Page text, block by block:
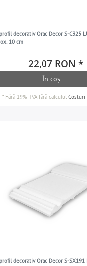
decorativ Orac Decor S-C325
10 cm
22,07 RON *
În coș
* Fără 19% TVAfără calculul Costuri
decorativ Orac Decor S-SX191